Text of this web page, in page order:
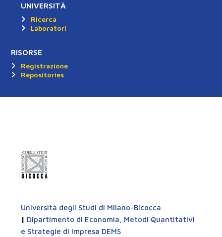
UNIVERSITÀ
Ricerca
Laboratori
RISORSE
Registrazione
Repositories
Università degli Studi di Milano-Bicocca
| Dipartimento di Economia, Metodi Quantitativi
e Strategie di Impresa DEMS